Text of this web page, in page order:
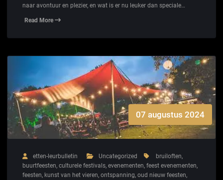
naar avontuur en plezier, en wat is er nu leuker dan speciale…
Read More
07 augustus 2024
etten-leurbulletin Uncategorized bruiloften,
buurtfeesten, culturele festivals, evenementen, feest evenementen,
feesten, kunst van het vieren, ontspanning, oud nieuw feesten,